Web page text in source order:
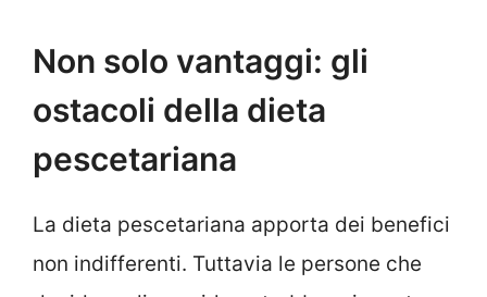
Non solo vantaggi: gli
ostacoli della dieta
pescetariana
La dieta pescetariana apporta dei benefici
non indifferenti. Tuttavia le persone che